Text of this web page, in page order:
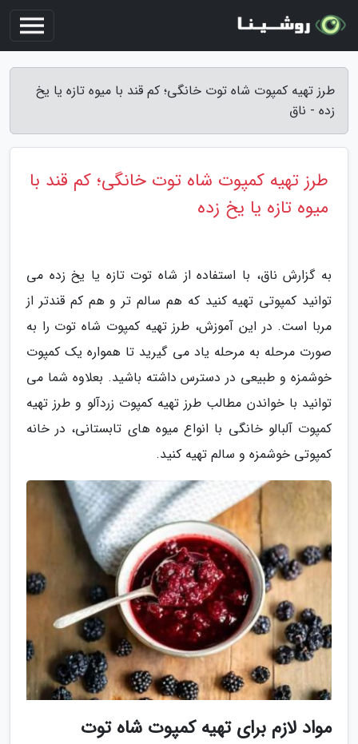
طرز تهیه کمپوت شاه توت خانگی؛ کم قند با میوه تازه یا یخ
زده - ناق
طرز تهیه کمپوت شاه توت خانگی؛ کم قند با
میوه تازه یا یخ زده
به گزارش ناق، با استفاده از شاه توت تازه یا یخ زده می
توانید کمپوتی تهیه کنید که هم سالم تر و هم کم قندتر از
مربا است. در این آموزش، طرز تهیه کمپوت شاه توت را به
صورت مرحله به مرحله یاد می گیرید تا همواره یک کمپوت
خوشمزه و طبیعی در دسترس داشته باشید. بعلاوه شما می
توانید با خواندن مطالب طرز تهیه کمپوت زردآلو و طرز تهیه
کمپوت آلبالو خانگی با انواع میوه های تابستانی، در خانه
کمپوتی خوشمزه و سالم تهیه کنید.
مواد لازم برای تهیه کمپوت شاه توت